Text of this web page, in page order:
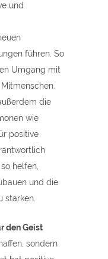
und
führen. So
Umgang mit
die
wie
positive
helfen,
und die
stärken.
den Geist
sondern